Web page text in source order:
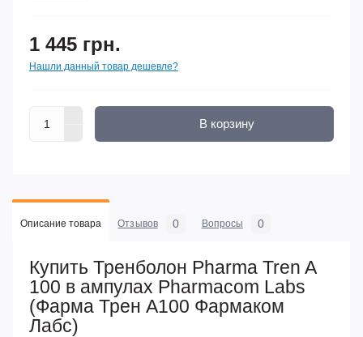
1 445 грн.
Нашли данный товар дешевле?
В корзину
Описание товара Отзывов 0 Вопросы 0
Купить Тренболон Pharma Tren A
100 в ампулах Pharmacom Labs
(Фарма Трен А100 Фармаком
Лабс)